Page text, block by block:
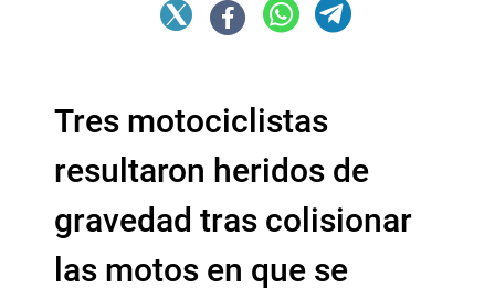
Tres motociclistas
resultaron heridos de
gravedad tras colisionar
las motos en que se